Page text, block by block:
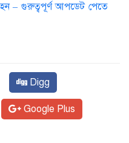
– গুরুত্বপূর্ণ আপডেট পেতে
Digg
Google Plus